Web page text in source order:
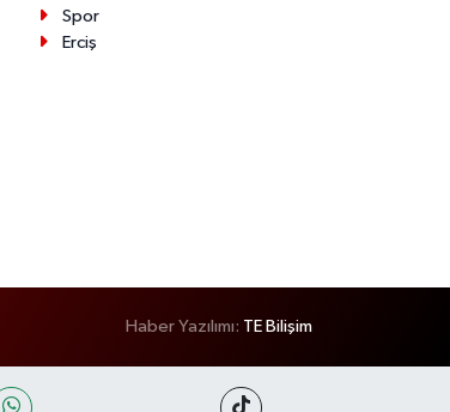
Spor
Erciş
Haber Yazılımı: TE Bilişim